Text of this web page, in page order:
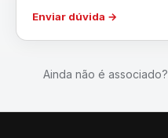
Enviar dúvida →
Ainda não é associado?